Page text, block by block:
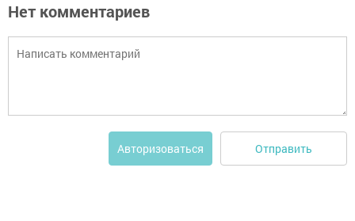
Нет комментариев
Авторизоваться Отправить